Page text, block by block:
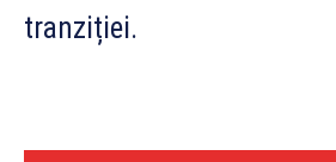
tranziției.